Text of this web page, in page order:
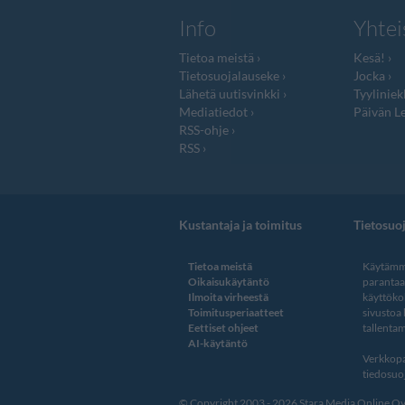
Info
Tietoa meistä
Tietosuojalauseke
Lähetä uutisvinkki
Mediatiedot
RSS-ohje
RSS
Kesä!
Jocka
Päivän
Kustantaja ja toimitus
Tietoa meistä
Oikaisukäytäntö
Ilmoita virheestä
Toimitusperiaatteet
Eettiset ohjeet
AI-käytäntö
sivustoa